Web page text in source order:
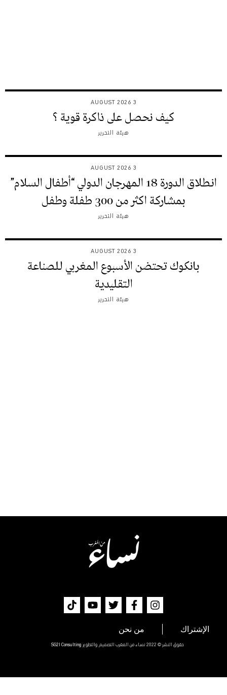
3 AUGUST 2026
كيف نحصل على ذاكرة قوية ؟
هيئة التحرير
3 AUGUST 2026
انطلاق الدورة 18 المهرجان الدولي “أطفال السلام”
بمشاركة اكثر من 300 طفلة وطفل
هيئة التحرير
3 AUGUST 2026
بانكوك تحتضن الأسبوع المغربي للصناعة
التقليدية
هيئة التحرير
الإشتراك من نحن
حقوق النشر © 2022 نساء من المغرب التصميم والتطوير SG2I Consulting